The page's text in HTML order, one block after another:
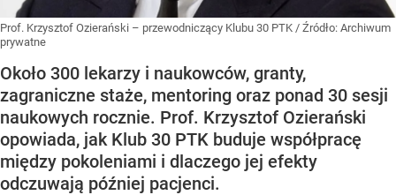
Prof. Krzysztof Ozierański – przewodniczący Klubu 30 PTK / Źródło: Archiwum
prywatne
Około 300 lekarzy i naukowców, granty,
zagraniczne staże, mentoring oraz ponad 30 sesji
naukowych rocznie. Prof. Krzysztof Ozierański
opowiada, jak Klub 30 PTK buduje współpracę
między pokoleniami i dlaczego jej efekty
odczuwają później pacjenci.